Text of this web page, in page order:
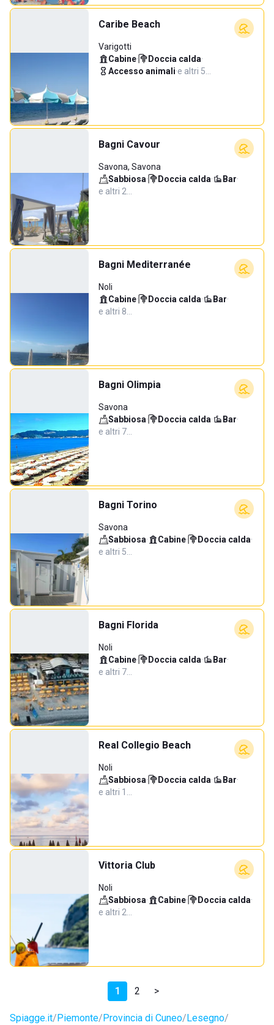
Caribe Beach
Varigotti
Cabine· Doccia calda·
Accesso animali·e altri 5…
Bagni Cavour
Savona, Savona
Sabbiosa· Doccia calda· Bar·
e altri 2…
Bagni Mediterranée
Noli
Cabine· Doccia calda· Bar·
e altri 8…
Bagni Olimpia
Savona
Sabbiosa· Doccia calda· Bar·
e altri 7…
Bagni Torino
Savona
Sabbiosa· Cabine· Doccia calda·
e altri 5…
Bagni Florida
Noli
Cabine· Doccia calda· Bar·
e altri 7…
Real Collegio Beach
Noli
Sabbiosa· Doccia calda· Bar·
e altri 1…
Vittoria Club
Noli
Sabbiosa· Cabine· Doccia calda·
e altri 2…
1 2 >
Spiagge.it Piemonte Provincia di Cuneo Lesegno